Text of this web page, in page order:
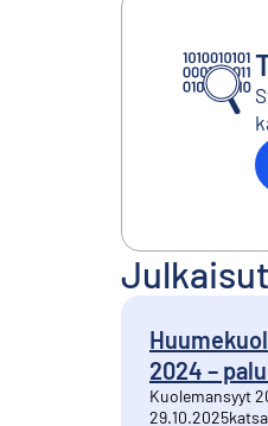
Julkaisut
2024 –
Kuolemansyyt
29.10.2025